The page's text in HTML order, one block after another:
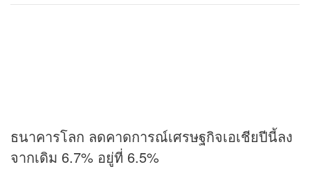
ธนาคารโลก ลดคาดการณ์เศรษฐกิจเอเชียปีนี้ลง
จากเดิม 6.7% อยู่ที่ 6.5%